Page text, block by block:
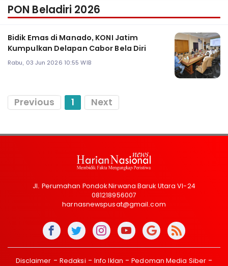
PON Beladiri 2026
Bidik Emas di Manado, KONI Jatim
Kumpulkan Delapan Cabor Bela Diri
Rabu, 03 Jun 2026 10:55 WIB
Previous 1 Next
Jl. Perumahan Pondok Nirwana Baruk Utara VI-24
081218956007
harnasnewspusat@gmail.com
Disclaimer Redaksi Info Iklan
Pedoman Media Siber